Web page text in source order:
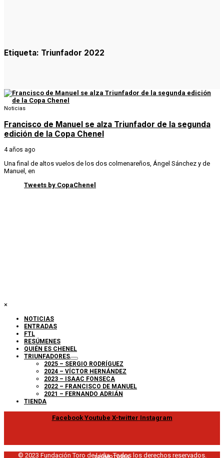
Etiqueta: Triunfador 2022
Noticias
Francisco de Manuel se alza Triunfador de la segunda
edición de la Copa Chenel
4 años ago
Una final de altos vuelos de los dos colmenareños, Ángel Sánchez y de
Manuel, en
Tweets by CopaChenel
×
NOTICIAS
ENTRADAS
FTL
RESÚMENES
QUIÉN ES CHENEL
TRIUNFADORES
2025 – SERGIO RODRÍGUEZ
2024 – VÍCTOR HERNÁNDEZ
2023 – ISAAC FONSECA
2022 – FRANCISCO DE MANUEL
2021 – FERNANDO ADRIÁN
TIENDA
Facebook Youtube X-twitter Instagram
© 2023 Fundación Toro de Lidia. Todos los derechos reservados.